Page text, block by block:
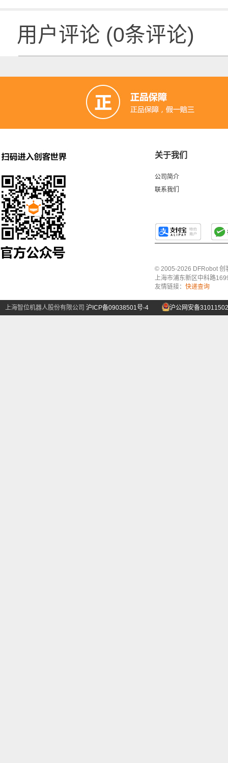
用户评论 (0条评论)
关于我们
公司简介
联系我们
© 2005-2026 DFRobot 创
上海市浦东新区中科路
友情链接： 快递查询
上海智位机器人股份有限公司 沪ICP备09038501号-4 沪公网安备